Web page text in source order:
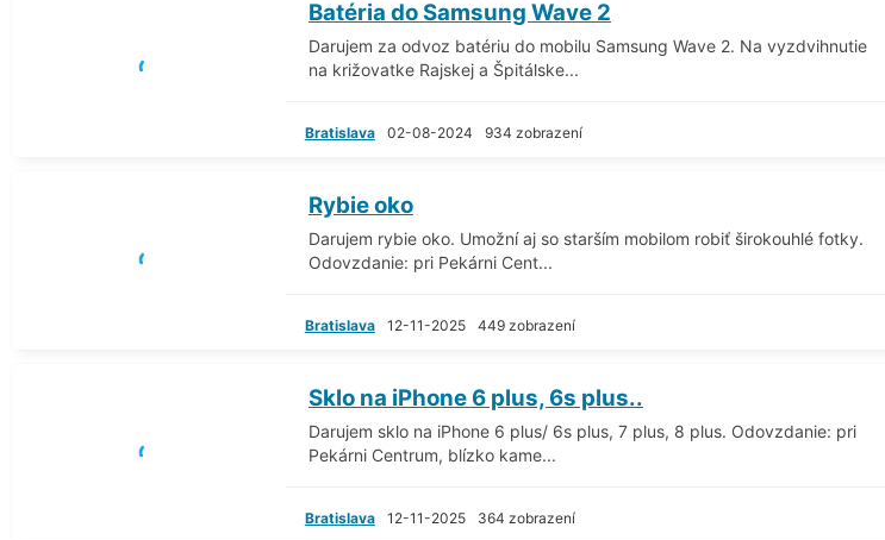
Batéria do Samsung Wave 2
Darujem za odvoz batériu do mobilu Samsung Wave 2. Na vyzdvihnutie
na križovatke Rajskej a Špitálske...
Bratislava 02-08-2024 934 zobrazení
Rybie oko
Darujem rybie oko. Umožní aj so starším mobilom robiť širokouhlé fotky.
Odovzdanie: pri Pekárni Cent...
Bratislava 12-11-2025 449 zobrazení
Sklo na iPhone 6 plus, 6s plus..
Darujem sklo na iPhone 6 plus/ 6s plus, 7 plus, 8 plus. Odovzdanie: pri
Pekárni Centrum, blízko kame...
Bratislava 12-11-2025 364 zobrazení